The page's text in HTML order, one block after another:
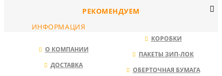
РЕКОМЕНДУЕМ
КОРОБКИ
ПАКЕТЫ ЗИП-ЛОК
ОБЕРТОЧНАЯ БУМАГА
ИНФОРМАЦИЯ
О КОМПАНИИ
ДОСТАВКА